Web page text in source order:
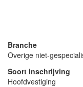
Branche
Overige niet-
Soort inschrijving
Hoofdvestiging